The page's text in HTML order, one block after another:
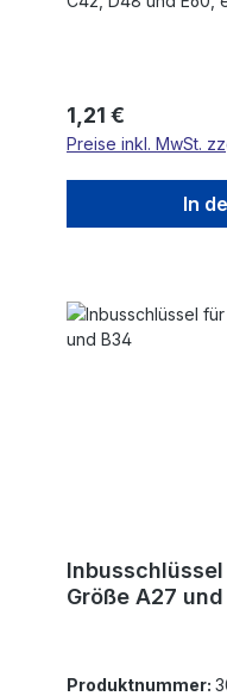
Regulärer Preis:
1,21 €
Preise inkl. MwSt.
In
Größe A27
Produktnummer: